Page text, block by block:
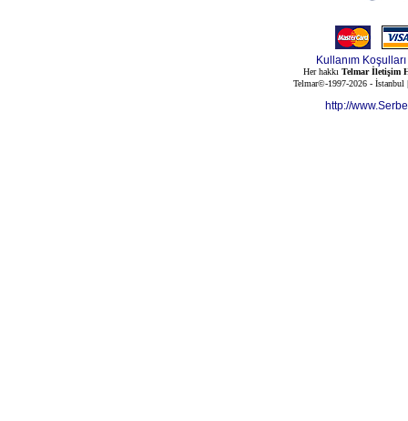
Kullanım Koşulları
Her hakkı Telmar İletişim
Telmar©-1997-2026 -
http://